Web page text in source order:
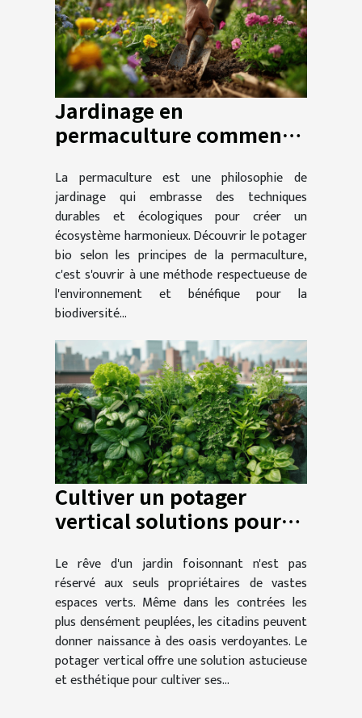
Jardinage en
permaculture comment
et durable
La permaculture est une philosophie de
jardinage qui embrasse des techniques
durables et écologiques pour créer un
écosystème harmonieux. Découvrir le potager
bio selon les principes de la permaculture,
c'est s'ouvrir à une méthode respectueuse de
l'environnement et bénéfique pour la
biodiversité...
Cultiver un potager
vertical solutions pour
Le rêve d'un jardin foisonnant n'est pas
réservé aux seuls propriétaires de vastes
espaces verts. Même dans les contrées les
plus densément peuplées, les citadins peuvent
donner naissance à des oasis verdoyantes. Le
potager vertical offre une solution astucieuse
et esthétique pour cultiver ses...